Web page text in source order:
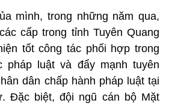
mình, trong những năm qua,
cấp trong tỉnh Tuyên Quang
tốt công tác phối hợp trong
pháp luật và đẩy mạnh tuyên
dân chấp hành pháp luật tại
Đặc biệt, đội ngũ cán bộ Mặt